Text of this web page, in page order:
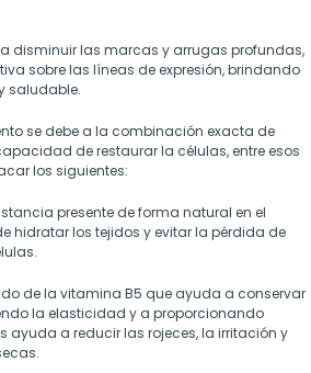
disminuir las marcas y arrugas profundas,
sobre las líneas de expresión, brindando
saludable.
se debe a la combinación exacta de
de restaurar la células, entre esos
los siguientes:
presente de forma natural en el
hidratar los tejidos y evitar la pérdida de
de la vitamina B5 que ayuda a conservar
la elasticidad y a proporcionando
ayuda a reducir las rojeces, la irritación y